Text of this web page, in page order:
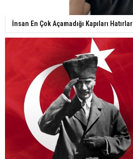
İnsan En Çok Açamadığı Kapıları Hatırlar